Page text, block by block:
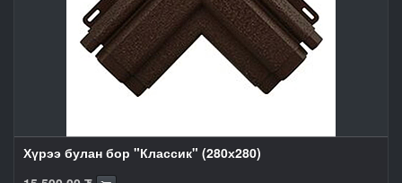
Хүрээ булан бор "Классик" (280х280)